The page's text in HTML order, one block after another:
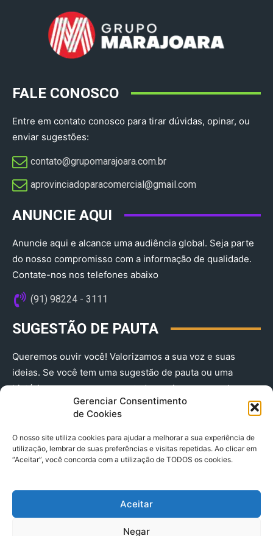
Gerenciar Consentimento
de Cookies
O nosso site utiliza cookies para ajudar a melhorar a sua experiência de
utilização, lembrar de suas preferências e visitas repetidas. Ao clicar em
“Aceitar”, você concorda com a utilização de TODOS os cookies.
Aceitar
Negar
FALE CONOSCO
Entre em contato conosco para tirar dúvidas, opinar, ou
enviar sugestões:
contato@grupomarajoara.com.br
aprovinciadoparacomercial@gmail.com​
ANUNCIE AQUI
Anuncie aqui e alcance uma audiência global. Seja parte
do nosso compromisso com a informação de qualidade.
Contate-nos nos telefones abaixo
(91) 98224 - 3111
SUGESTÃO DE PAUTA
Queremos ouvir você! Valorizamos a sua voz e suas
ideias. Se você tem uma sugestão de pauta ou uma
história que merece ser contada, envie-nos agora!
(91) 98224 - 3111
© 2025 A Província do Pará CNPJ: 04.901.141/0001-36 End .
Trav. Quintino Bocaiuva 2301, Ed. Rogério Fernandez – Sala